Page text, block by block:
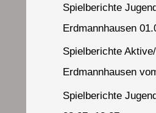
Spielberichte
Erdmannhausen
Spielberichte
Erdmannhausen
Spielberichte